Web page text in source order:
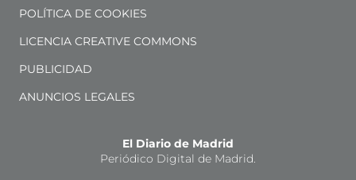
POLÍTICA DE COOKIES
LICENCIA CREATIVE COMMONS
PUBLICIDAD
ANUNCIOS LEGALES
El Diario de Madrid
Periódico Digital de Madrid.